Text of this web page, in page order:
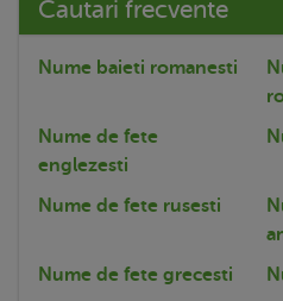
Cautari frecvente
Nume baieti romanesti
Nume de fete
englezesti
Nume de fete rusesti
Nume de fete grecesti